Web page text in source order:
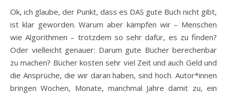
Ok, ich glaube, der Punkt, dass es DAS gute Buch nicht gibt,
ist klar geworden. Warum aber kämpfen wir – Menschen
wie Algorithmen – trotzdem so sehr dafür, es zu finden?
Oder vielleicht genauer: Darum gute Bücher berechenbar
zu machen? Bücher kosten sehr viel Zeit und auch Geld und
die Ansprüche, die wir daran haben, sind hoch. Autor*innen
bringen Wochen, Monate, manchmal Jahre damit zu, ein